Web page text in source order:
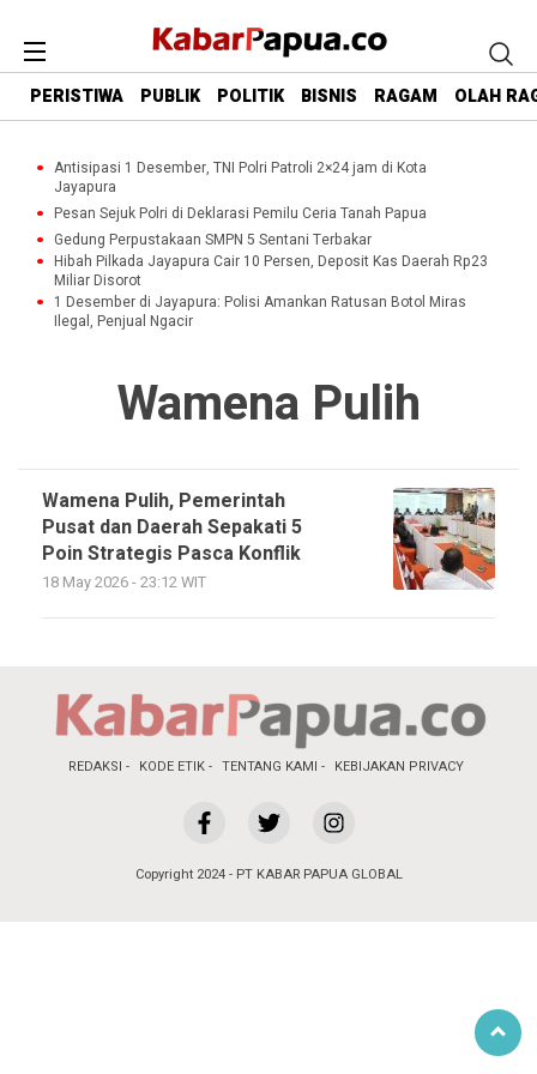
PERISTIWA PUBLIK POLITIK BISNIS RAGAM OLAH
Antisipasi 1 Desember, TNI Polri Patroli 2×24 jam di Kota
Jayapura
Pesan Sejuk Polri di Deklarasi Pemilu Ceria Tanah Papua
Gedung Perpustakaan SMPN 5 Sentani Terbakar
Hibah Pilkada Jayapura Cair 10 Persen, Deposit Kas Daerah Rp23
Miliar Disorot
1 Desember di Jayapura: Polisi Amankan Ratusan Botol Miras
Ilegal, Penjual Ngacir
Wamena Pulih
Wamena Pulih, Pemerintah
Pusat dan Daerah Sepakati 5
Poin Strategis Pasca Konflik
18 May 2026 - 23:12 WIT
REDAKSI KODE ETIK TENTANG KAMI KEBIJAKAN PRIVACY
Copyright 2024 - PT KABAR PAPUA GLOBAL